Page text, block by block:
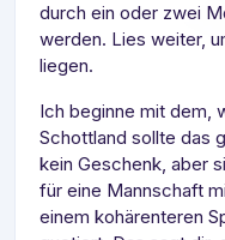
durch ein oder zwei
werden. Lies weiter,
liegen.
Ich beginne mit dem,
Schottland sollte das
kein Geschenk, aber
für eine Mannschaft
einem kohärenteren